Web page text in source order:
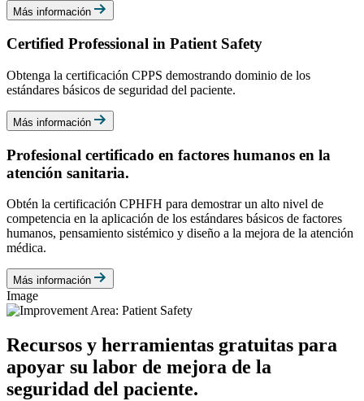
Más información
Certified Professional in Patient Safety
Obtenga la certificación CPPS demostrando dominio de los
estándares básicos de seguridad del paciente.
Más información
Profesional certificado en factores humanos en la
atención sanitaria.
Obtén la certificación CPHFH para demostrar un alto nivel de
competencia en la aplicación de los estándares básicos de factores
humanos, pensamiento sistémico y diseño a la mejora de la atención
médica.
Más información
Image
Recursos y herramientas gratuitas para
apoyar su labor de mejora de la
seguridad del paciente.